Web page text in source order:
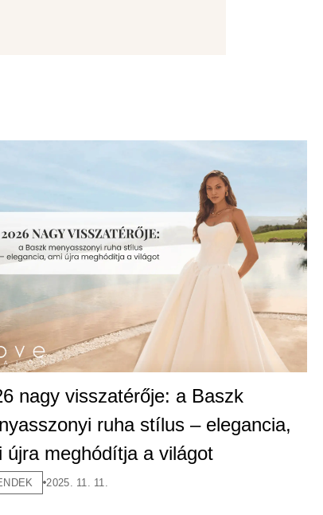
nagy visszatérője: a Baszk
ruha stílus – elegancia,
újra meghódítja a világot
2025. 11. 11.